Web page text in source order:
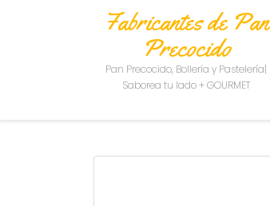
Fabricantes de Pan
Precocido
Pan Precocido, Bollería y Pastelería|
Saborea tu lado + GOURMET